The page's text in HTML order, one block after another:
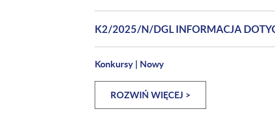
K2/2025/N/DGL INFORMACJA
Konkursy| Nowy
ROZWIŃ WIĘCEJ >